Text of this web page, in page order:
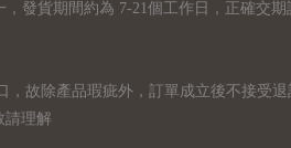
發貨期間約為 7-21個工作日，正確交期
，故除產品瑕疵外，訂單成立後不接受退
請理解